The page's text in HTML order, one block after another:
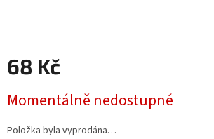
68 Kč
cena:
Momentálně nedostupné
Položka byla vyprodána…